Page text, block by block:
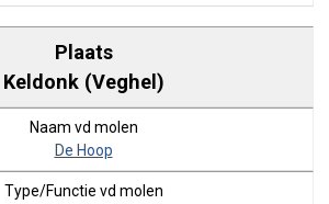
Keldonk (Veghel)
De Hoop